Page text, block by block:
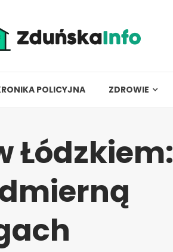
POLICYJNA ZDROWIE
Łódzkiem: